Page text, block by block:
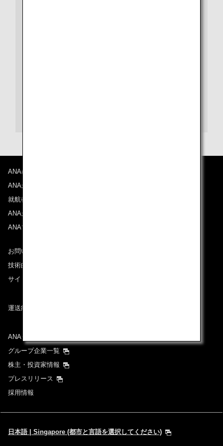
ANAについて
ANAからのお知らせ
就航都市
ANAがお約束する体験
ANAマイレージクラブ
お問い合わせ
技術的なお問い合わせ（推奨環境）
サイトマップ
運送約款
ANAグループについて
グループ企業一覧
株主・投資家情報
プレスリリース
採用情報
日本語 | Singapore (都市と言語を選択してください)